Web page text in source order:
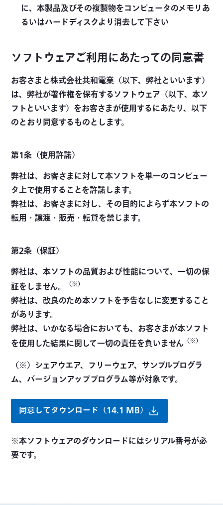
に、本製品及びその複製物をコンピュータのメモリあ
るいはハードディスクより消去して下さい
ソフトウェアご利用にあたっての同意書
お客さまと株式会社共和電業（以下、弊社といいます）
は、弊社が著作権を保有するソフトウェア（以下、本ソ
フトといいます）をお客さまが使用するにあたり、以下
のとおり同意するものとします。
第1条（使用許諾）
弊社は、お客さまに対して本ソフトを単一のコンピュー
タ上で使用することを許諾します。
弊社は、お客さまに対し、その目的によらず本ソフトの
転用・譲渡・販売・転貸を禁じます。
第2条（保証）
弊社は、本ソフトの品質および性能について、一切の保
証をしません。
（※）
弊社は、改良のため本ソフトを予告なしに変更すること
があります。
弊社は、いかなる場合においても、お客さまが本ソフト
を使用した結果に関して一切の責任を負いません （※）
（※）シェアウエア、フリーウェア、サンプルプログラ
ム、バージョンアッププログラム等が対象です。
同意してダウンロード（14.1 MB）
※本ソフトウェアのダウンロードにはシリアル番号が必
要です。